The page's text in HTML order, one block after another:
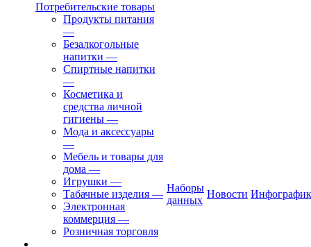
Потребительские товары
Продукты питания
—
Безалкогольные
напитки —
Спиртные напитки
—
Косметика и
средства личной
гигиены —
Мода и аксессуары
—
Мебель и товары для
дома —
Игрушки —
Табачные изделия —
Электронная
коммерция —
Розничная торговля
Наборы
данных
Новости